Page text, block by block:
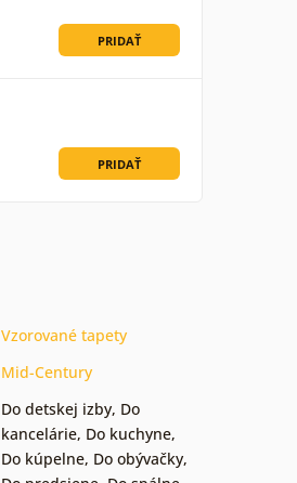
PRIDAŤ
PRIDAŤ
Vzorované tapety
Mid-Century
Do detskej izby, Do
kancelárie, Do kuchyne,
Do kúpelne, Do obývačky,